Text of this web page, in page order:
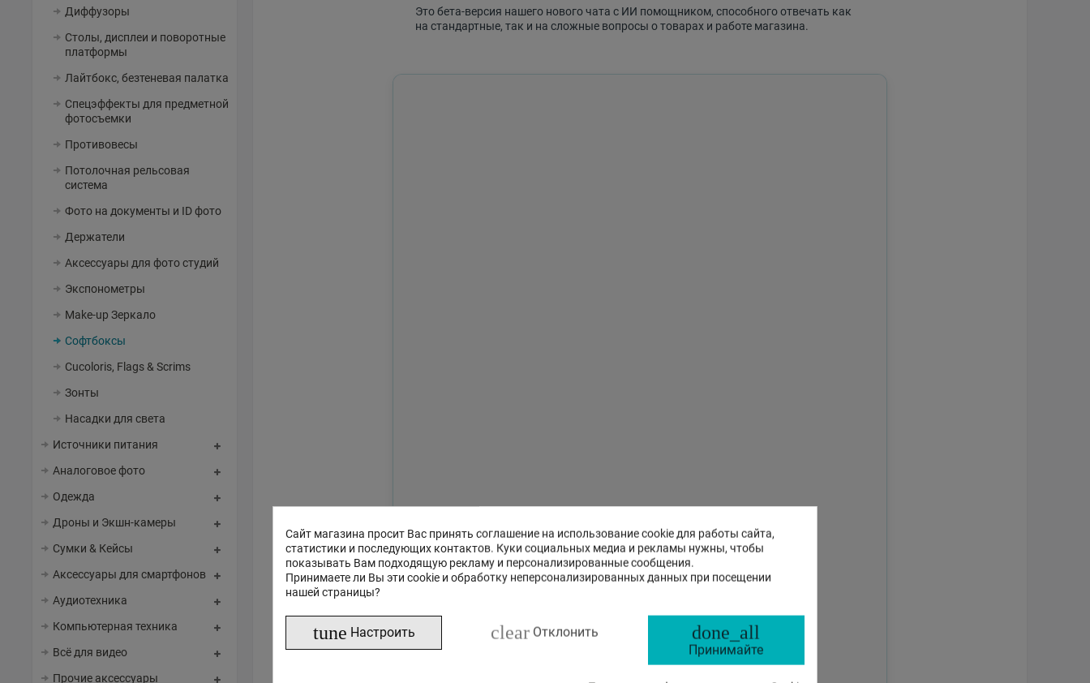
Сайт магазина просит Вас принять соглашение на использование cookie для работы сайта,
статистики и последующих контактов. Куки социальных медиа и рекламы нужны, чтобы
показывать Вам подходящую рекламу и персонализированные сообщения.
Принимаете ли Вы эти cookie и обработку неперсонализированных данных при посещении
нашей страницы?
tune Настроить clear Отклонить done_all
Принимайте
Диффузоры
Столы, дисплеи и поворотные
платформы
Лайтбокс, безтеневая палатка
Спецэффекты для предметной
фотосъемки
Противовесы
Потолочная рельсовая
система
Фото на документы и ID фото
Держатели
Аксессуары для фото студий
Экспонометры
Make-up Зеркало
Софтбоксы
Cucoloris, Flags & Scrims
Зонты
Насадки для света
Источники питания
Аналоговое фото
Одежда
Дроны и Экшн-камеры
Сумки & Кейсы
Аксессуары для смартфонов
Аудиотехника
Компьютерная техника
Всё для видео
Прочие аксессуары
Это бета-версия нашего нового чата с ИИ помощником, способного отвечать как
на стандартные, так и на сложные вопросы о товарах и работе магазина.